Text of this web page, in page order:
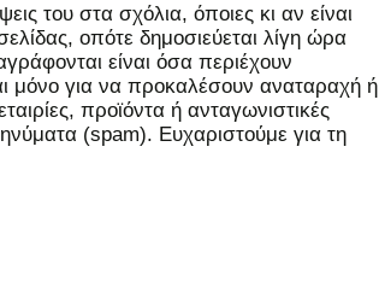
του στα σχόλια, όποιες κι αν είναι
οπότε δημοσιεύεται λίγη ώρα
είναι όσα περιέχουν
μόνο για να προκαλέσουν αναταραχή ή
προϊόντα ή ανταγωνιστικές
(spam). Ευχαριστούμε για τη